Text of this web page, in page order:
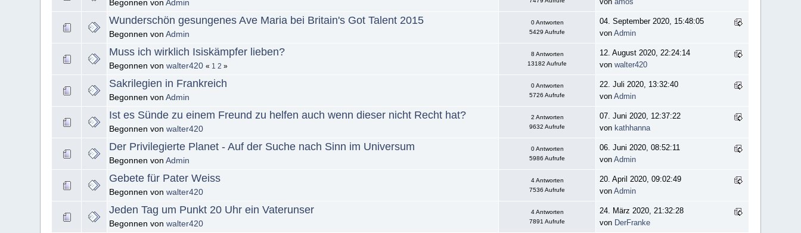
Begonnen vonAdmin
Wunderschön gesungenes Ave Maria bei Britain's Got Talent 2015
Begonnen vonAdmin
0 Antworten
5429 Aufrufe
04. September 2020, 15:48:05
vonAdmin
Muss ich wirklich Isiskämpfer lieben?
Begonnen vonwalter420 « 1 2 »
8 Antworten
13182 Aufrufe
12. August 2020, 22:24:14
vonwalter420
Sakrilegien in Frankreich
Begonnen vonAdmin
0 Antworten
5726 Aufrufe
22. Juli 2020, 13:32:40
vonAdmin
Ist es Sünde zu einem Freund zu helfen auch wenn dieser nicht Recht hat?
Begonnen vonwalter420
2 Antworten
9632 Aufrufe
07. Juni 2020, 12:37:22
von kathhanna
Der Privilegierte Planet - Auf der Suche nach Sinn im Universum
Begonnen vonAdmin
0 Antworten
5986 Aufrufe
06. Juni 2020, 08:52:11
vonAdmin
Gebete für Pater Weiss
Begonnen vonwalter420
4 Antworten
7536 Aufrufe
20. April 2020, 09:02:49
vonAdmin
Jeden Tag um Punkt 20 Uhr ein Vaterunser
Begonnen vonwalter420
4 Antworten
7891 Aufrufe
24. März 2020, 21:32:28
von DerFranke